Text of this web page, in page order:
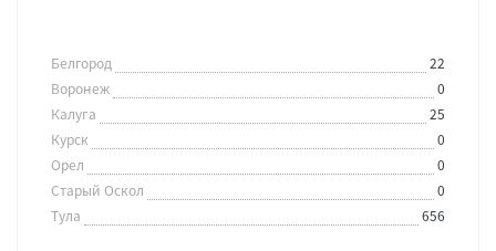
Белгород
22
Воронеж
0
Калуга
25
Курск
0
Орел
0
Старый Оскол
0
Тула
656